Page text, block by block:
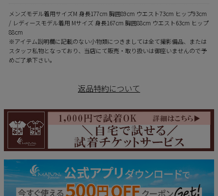
メンズモデル着用サイズM 身長177cm 胸囲89cm ウエスト73cm ヒップ93cm
/ レディースモデル着用 Mサイズ 身長167cm 胸囲88cm ウエスト63cm ヒップ
88cm
※アイテム説明欄に記載のない小物類につきましては全て撮影備品、または
スタッフ私物となっており、当店にて販売・取り扱いは御座いませんので予
めご了承下さい。
返品特約について